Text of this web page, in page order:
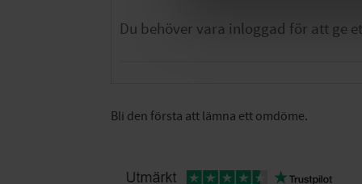
Bli den första att lämna ett omdöme.